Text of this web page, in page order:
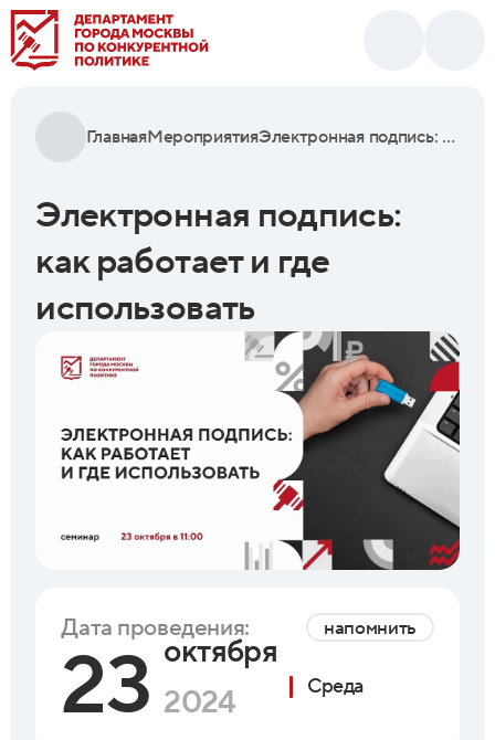
ГлавнаяМероприятия Электронная подпись: как работает и где использовать
Электронная подпись:
как работает и где
использовать
Дата проведения: напомнить
23 октября
2024
Среда